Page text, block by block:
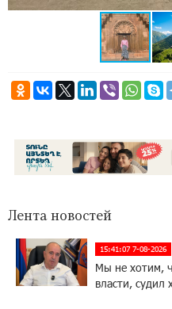
Лента новостей
15:41:07 7-08-2026
Мы не хотим,
власти, судил